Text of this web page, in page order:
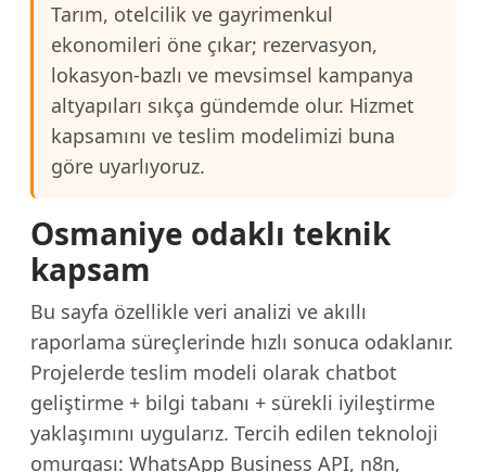
Tarım, otelcilik ve gayrimenkul
ekonomileri öne çıkar; rezervasyon,
lokasyon-bazlı ve mevsimsel kampanya
altyapıları sıkça gündemde olur. Hizmet
kapsamını ve teslim modelimizi buna
göre uyarlıyoruz.
Osmaniye odaklı teknik
kapsam
Bu sayfa özellikle veri analizi ve akıllı
raporlama süreçlerinde hızlı sonuca odaklanır.
Projelerde teslim modeli olarak chatbot
geliştirme + bilgi tabanı + sürekli iyileştirme
yaklaşımını uygularız. Tercih edilen teknoloji
omurgası: WhatsApp Business API, n8n,